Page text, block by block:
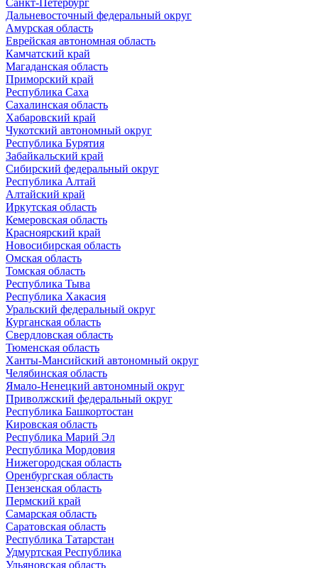
Санкт-Петербург
Дальневосточный федеральный округ
Амурская область
Еврейская автономная область
Камчатский край
Магаданская область
Приморский край
Республика Саха
Сахалинская область
Хабаровский край
Чукотский автономный округ
Республика Бурятия
Забайкальский край
Сибирский федеральный округ
Республика Алтай
Алтайский край
Иркутская область
Кемеровская область
Красноярский край
Новосибирская область
Омская область
Томская область
Республика Тыва
Республика Хакасия
Уральский федеральный округ
Курганская область
Свердловская область
Тюменская область
Ханты-Мансийский автономный округ
Челябинская область
Ямало-Ненецкий автономный округ
Приволжский федеральный округ
Республика Башкортостан
Кировская область
Республика Марий Эл
Республика Мордовия
Нижегородская область
Оренбургская область
Пензенская область
Пермский край
Самарская область
Саратовская область
Республика Татарстан
Удмуртская Республика
Ульяновская область